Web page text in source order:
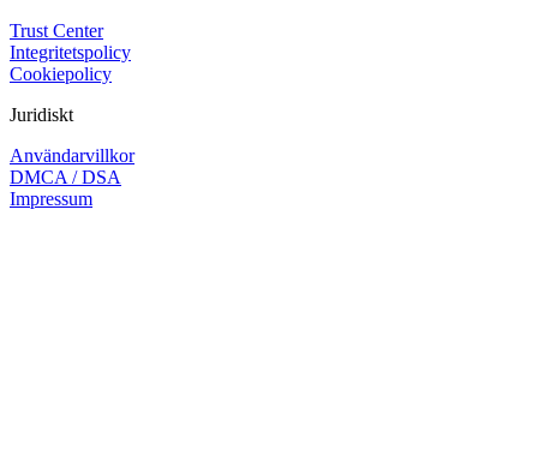
Trust Center
Integritetspolicy
Cookiepolicy
Juridiskt
Användarvillkor
DMCA / DSA
Impressum